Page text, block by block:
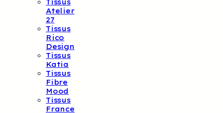
Tissus
Atelier
27
Tissus
Rico
Design
Tissus
Katia
Tissus
Fibre
Mood
Tissus
France